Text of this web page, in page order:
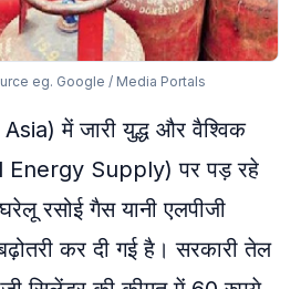
eg. Google / Media Portals
में जारी युद्ध और वैश्विक
Energy Supply) पर पड़ रहे
रसोई गैस यानी एलपीजी
कर दी गई है। सरकारी तेल